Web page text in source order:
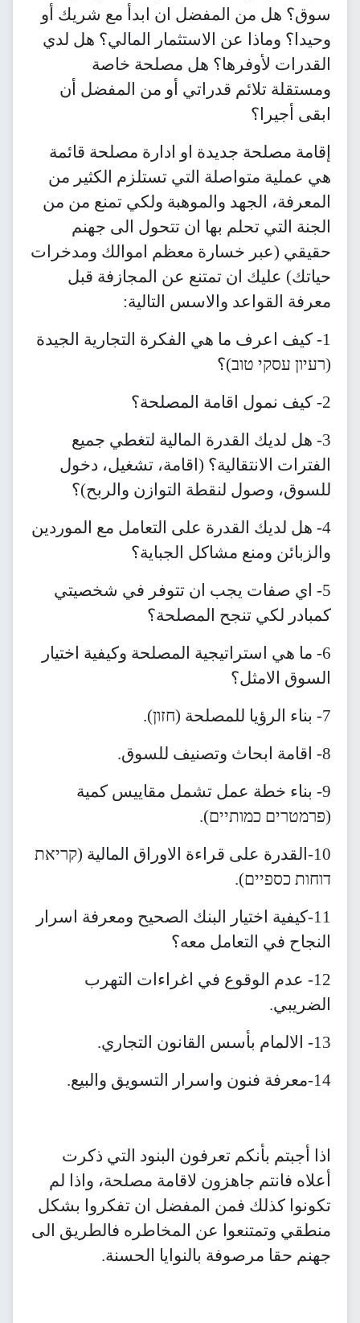
سوق؟ هل من المفضل ان ابدأ مع شريك أو
وحيدا؟ وماذا عن الاستثمار المالي؟ هل لدي
القدرات لأوفرها؟ هل مصلحة خاصة
ومستقلة تلائم قدراتي أو من المفضل أن
ابقى أجيرا؟
إقامة مصلحة جديدة او ادارة مصلحة قائمة
هي عملية متواصلة التي تستلزم الكثير من
المعرفة، الجهد والموهبة ولكي تمنع من من
الجنة التي تحلم بها ان تتحول الى جهنم
حقيقي (عبر خسارة معظم اموالك ومدخرات
حياتك) عليك ان تمتنع عن المجازفة قبل
معرفة القواعد والاسس التالية:
1- كيف اعرف ما هي الفكرة التجارية الجيدة
(רעיון עסקי טוב)؟
2- كيف نمول اقامة المصلحة؟
3- هل لديك القدرة المالية لتغطي جميع
الفترات الانتقالية؟ (اقامة، تشغيل، دخول
للسوق، وصول لنقطة التوازن والربح)؟
4- هل لديك القدرة على التعامل مع الموردين
والزبائن ومنع مشاكل الجباية؟
5- اي صفات يجب ان تتوفر في شخصيتي
كمبادر لكي تنجح المصلحة؟
6- ما هي استراتيجية المصلحة وكيفية اختيار
السوق الامثل؟
7- بناء الرؤيا للمصلحة (חזון).
8- اقامة ابحاث وتصنيف للسوق.
9- بناء خطة عمل تشمل مقاييس كمية
(פרמטרים כמותיים).
10-القدرة على قراءة الاوراق المالية (קריאת
דוחות כספיים).
11-كيفية اختيار البنك الصحيح ومعرفة اسرار
النجاح في التعامل معه؟
12- عدم الوقوع في اغراءات التهرب
الضريبي.
13- الالمام بأسس القانون التجاري.
14-معرفة فنون واسرار التسويق والبيع.
اذا أجبتم بأنكم تعرفون البنود التي ذكرت
أعلاه فانتم جاهزون لاقامة مصلحة، واذا لم
تكونوا كذلك فمن المفضل ان تفكروا بشكل
منطقي وتمتنعوا عن المخاطره فالطريق الى
جهنم حقا مرصوفة بالنوايا الحسنة.